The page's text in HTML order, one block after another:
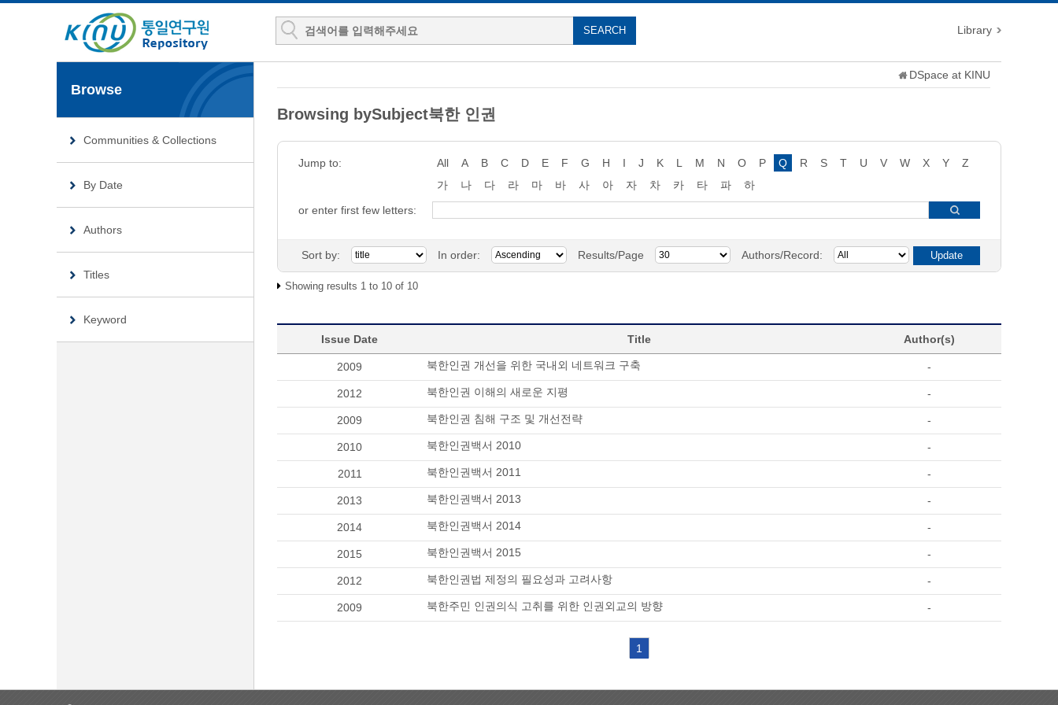
Library
Browse
Communities & Collections
By Date
Authors
Titles
Keyword
DSpace at KINU
Browsing bySubject북한 인권
Jump to: All A B C D E F G H I J K L M N O P Q R S T U V W X Y
Z
가
나 다 라 마 바 사 아 자 차 카 타 파
하
or enter first few letters:
Sort by: In order: Results/Page Authors/Record:
Showing results 1 to 10 of 10
Issue Date Title Author(s)
2009 북한인권 개선을 위한 국내외 네트워크 구축 -
2012 북한인권 이해의 새로운 지평 -
2009 북한인권 침해 구조 및 개선전략 -
2010 북한인권백서 2010 -
2011 북한인권백서 2011 -
2013 북한인권백서 2013 -
2014 북한인권백서 2014 -
2015 북한인권백서 2015 -
2012 북한인권법 제정의 필요성과 고려사항 -
2009 북한주민 인권의식 고취를 위한 인권외교의 방향 -
1